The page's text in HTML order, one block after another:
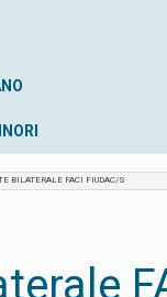
BILATERALE FACI FIUDAC/S